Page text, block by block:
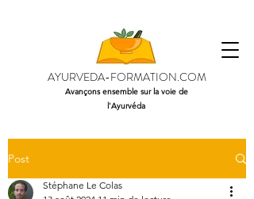
AYURVEDA-FORMATION.COM
Avançons ensemble sur la voie de
l'Ayurvéda
Post
Stéphane Le Colas